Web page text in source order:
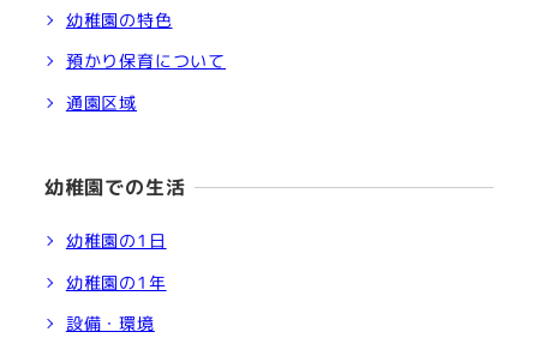
幼稚園の特色
預かり保育について
通園区域
幼稚園での生活
幼稚園の1日
幼稚園の1年
設備・環境